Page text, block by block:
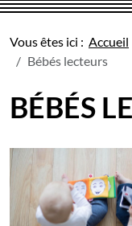
Vous êtes ici : Accueil
Bébés lecteurs
BÉBÉS